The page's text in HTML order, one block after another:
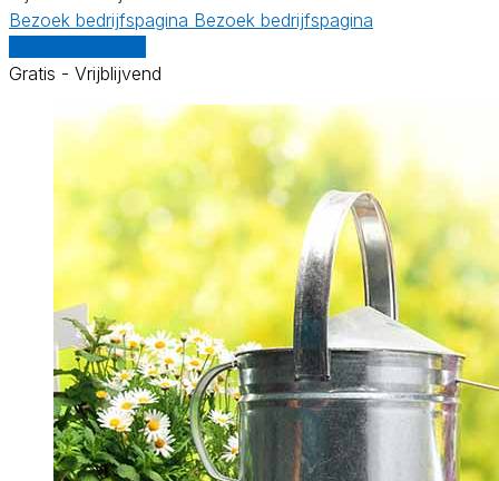
Bezoek bedrijfspagina Bezoek bedrijfspagina
Gratis - Vrijblijvend